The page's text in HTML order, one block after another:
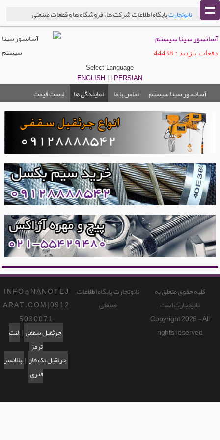
نانوتجارتپایگاه اطلاعات شرکت ها، فروشگاه ها و قطعات صنعتی
آسانسور سینا سیستم
دفعات بازدید : 44438
Select Language
ENGLISH
PERSIAN
آسانسور سینا سیستم تماس با ما نمایندگی ها لیست قیمت
I N F O @ N A N O T E J
A R A T . C O M | 0 9 1 2
5 0 3 0 0 7 1
جرثقیل سقفی | لنت
ترمز
جرثقیل تک فاز | بالانسر
فنری
نانوتجارت پایگاه اطلاعات
صنعتی
کلیه حقوق متعلق به
نانوتجارت است
Copyright 2026 - All
rights reserved